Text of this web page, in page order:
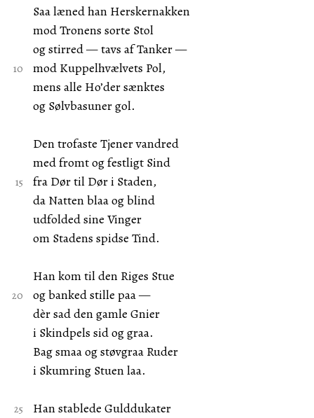
Saa læned han Herskernakken
mod Tronens sorte Stol
og stirred — tavs af Tanker —
mod Kuppelhvælvets Pol,
mens alle Ho’der sænktes
og Sølvbasuner gol.
Den trofaste Tjener vandred
med fromt og festligt Sind
fra Dør til Dør i Staden,
da Natten blaa og blind
udfolded sine Vinger
om Stadens spidse Tind.
Han kom til den Riges Stue
og banked stille paa —
dèr sad den gamle Gnier
i Skindpels sid og graa.
Bag smaa og støvgraa Ruder
i Skumring Stuen laa.
Han stablede Gulddukater